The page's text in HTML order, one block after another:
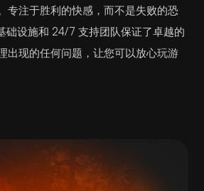
专注于胜利的快感，而不是失败的恐
础设施和 24/7 支持团队保证了卓越的
出现的任何问题，让您可以放心玩游